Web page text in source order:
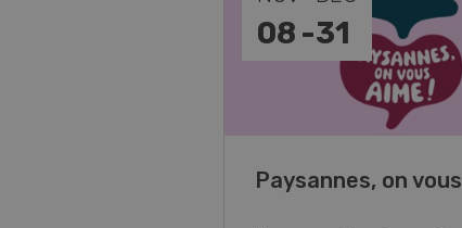
08 -31
Paysannes, on